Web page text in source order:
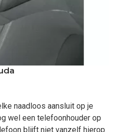
naadloos aansluit op je
wel een telefoonhouder op
blijft niet vanzelf hierop